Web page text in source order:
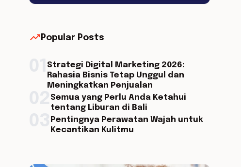
trending_up Popular Posts
Strategi Digital Marketing 2026:
Rahasia Bisnis Tetap Unggul dan
Meningkatkan Penjualan
Semua yang Perlu Anda Ketahui
tentang Liburan di Bali
Pentingnya Perawatan Wajah untuk
Kecantikan Kulitmu